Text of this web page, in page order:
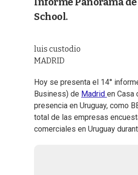
School.
luis custodio
MADRID
Hoy se presenta el 14°
Business) de Madrid en Casa
presencia en Uruguay, como
total de las empresas
comerciales en Uruguay